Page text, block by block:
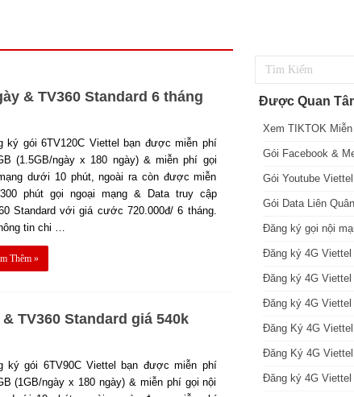
& TV360 Standard 6 tháng
ký gói 6TV120C Viettel bạn được miễn phí
(1.5GB/ngày x 180 ngày) & miễn phí gọi
dưới 10 phút, ngoài ra còn được miễn
phút gọi ngoại mạng & Data truy cập
Standard với giá cước 720.000đ/ 6 tháng.
tin chi …
Thêm »
TV360 Standard giá 540k
ký gói 6TV90C Viettel bạn được miễn phí
(1GB/ngày x 180 ngày) & miễn phí gọi nội
Được Quan
Xem TIKTOK
Gói Facebook &
Gói Youtube Viettel
Gói Data Liên
Đăng ký gọi nội
Đăng ký 4G Viettel
Đăng ký 4G Viettel
Đăng ký 4G Viettel
Đăng Ký 4G
Đăng Ký 4G
Đăng ký 4G Viettel